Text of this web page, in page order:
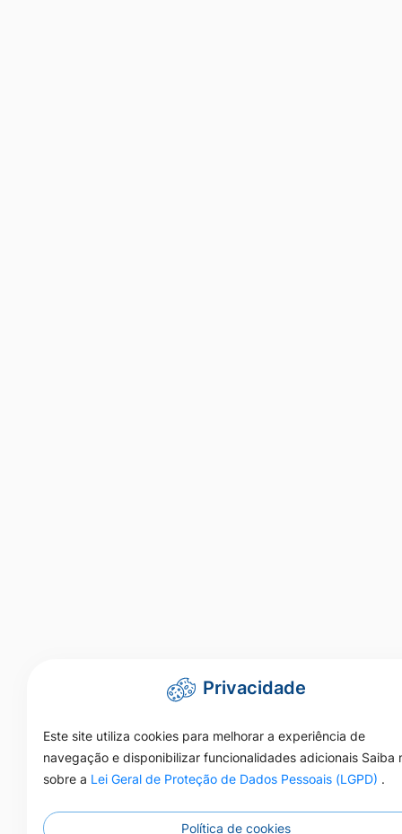
Privacidade
Este site utiliza cookies para melhorar a experiência de
navegação e disponibilizar funcionalidades adicionais Saiba
sobre a Lei Geral de Proteção de Dados Pessoais (LGPD) .
Política de cookies